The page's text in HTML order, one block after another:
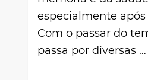
especialmente após
Com o passar do
passa por diversas …